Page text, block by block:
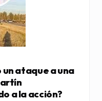
un ataque a una
a la acción?